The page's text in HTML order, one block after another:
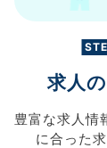
求人
豊富な求人情
に合った